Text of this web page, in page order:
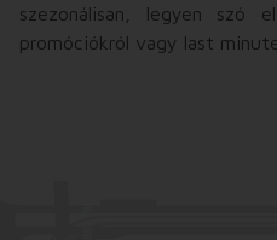
szezonálisan, legyen szó
promóciókról vagy last